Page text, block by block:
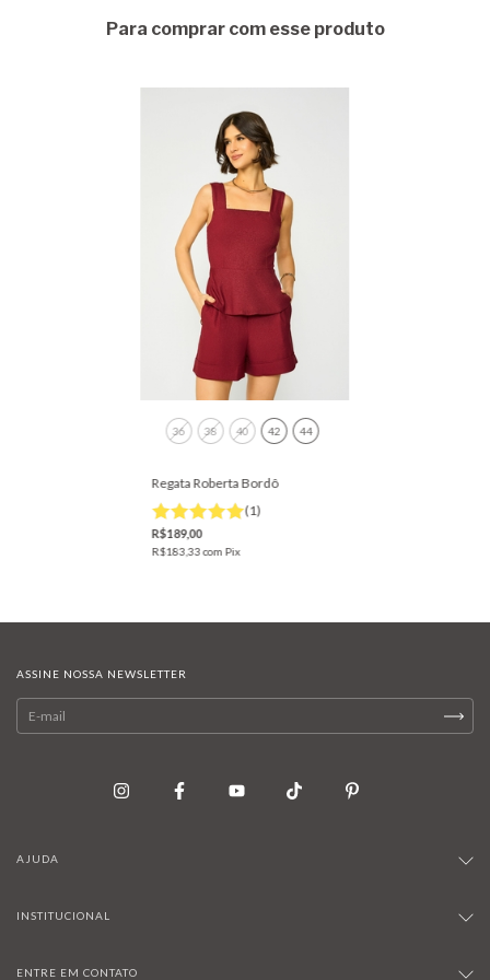
Para comprar com esse produto
36 38 40 42 44
Regata Roberta Bordô
(1)
R$189,00
R$183,33com Pix
ASSINE NOSSA NEWSLETTER
AJUDA
INSTITUCIONAL
ENTRE EM CONTATO